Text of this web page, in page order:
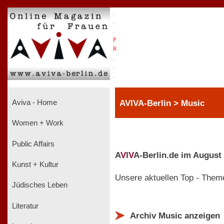
P
R
Aviva - Home
Women + Work
Public Affairs
Kunst + Kultur
Jüdisches Leben
Literatur
AVIVA-Berlin > Music
AVIVA-Berlin.de im August
Unsere aktuellen Top -
Archiv Music anzeigen